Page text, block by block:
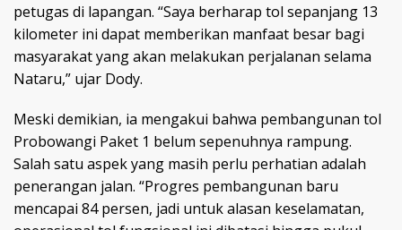
petugas di lapangan. “Saya berharap tol sepanjang 13
kilometer ini dapat memberikan manfaat besar bagi
masyarakat yang akan melakukan perjalanan selama
Nataru,” ujar Dody.
Meski demikian, ia mengakui bahwa pembangunan tol
Probowangi Paket 1 belum sepenuhnya rampung.
Salah satu aspek yang masih perlu perhatian adalah
penerangan jalan. “Progres pembangunan baru
mencapai 84 persen, jadi untuk alasan keselamatan,